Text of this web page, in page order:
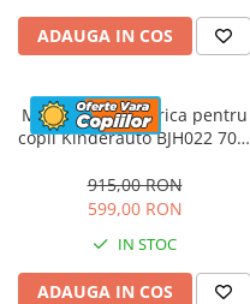
ADAUGA IN COS
Motocicleta electrica pentru
copii Kinderauto BJH022 70W
915,00 RON
599,00 RON
IN STOC
ADAUGA IN COS